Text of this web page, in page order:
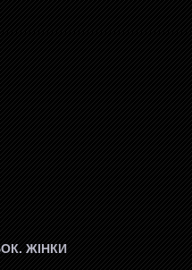
ЖІНКИ